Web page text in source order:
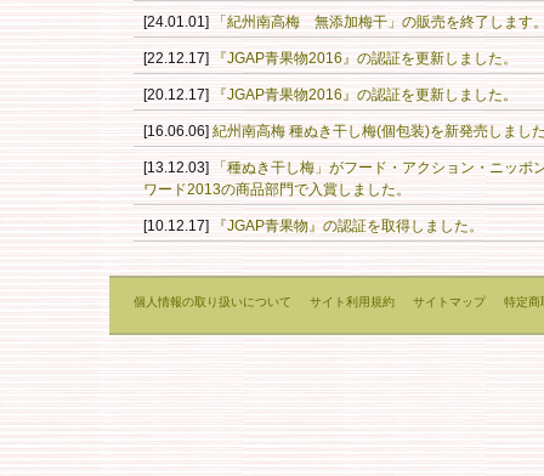
[24.01.01] 「紀州南高梅 無添加梅干」の販売を終了します
[22.12.17] 『JGAP青果物2016』の認証を更新しました。
[20.12.17] 『JGAP青果物2016』の認証を更新しました。
[16.06.06] 紀州南高梅 種ぬき干し梅(個包装)を新発売しまし
[13.12.03]
「種ぬき干し梅」がフード・アクション・ニッポ
ワード2013の商品部門で入賞しました。
[10.12.17] 『JGAP青果物』の認証を取得しました。
個人情報の取り扱いについて サイト利用規約 サイトマップ 特定商